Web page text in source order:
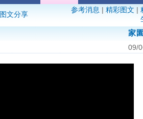
图文分享
参考消息 | 精彩图文 |
家
09/